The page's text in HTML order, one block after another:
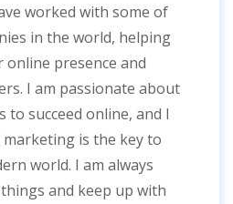
worked with some of
in the world, helping
presence and
I am passionate about
to succeed online, and I
is the key to
world. I am always
and keep up with